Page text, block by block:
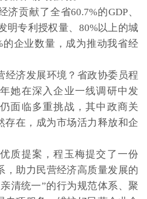
贡献了全省60.7%的GDP、
明专利授权量、80%以上的城
的企业数量，成为推动我省经
济发展环境？省政协委员程
她在深入企业一线调研中发
面临多重挑战，其中政商关
存在，成为市场活力释放和企
提案，程玉梅提交了一份
，助力民营经济高质量发展的
清统一”的行为规范体系、聚